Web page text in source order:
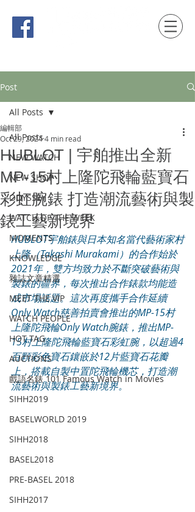
Post
All Posts
NEW WATCH
NEW SHOP
ODYSSEY
WATCH OF THE WEEK
MOMENTS
KNOWLEDGE
雜誌文章精選
MEET THE VIP
WATCH PEOPLE
HOT TAG
AUCTIONS
戲語名錶 101 Famous Watch in Movies
SIHH2019
BASELWORLD 2019
SIHH2018
BASEL2018
PRE-BASEL 2018
SIHH2017
All Posts
HUBLOT | 宇舶推出全新
MP-15村上隆陀飛輪藍寶石
彩虹腕錶 打造潮流藝術與製
錶工藝新境界
編輯部
Oct 29, 20244 min read
HUBLOT宇舶錶與日本知名當代藝術家村
上隆（Takashi Murakami）的合作始於
2021年，雙方均致力於不斷突破藝術與
製錶的疆界，每次推出合作錶款均能造
成市場話題。這次再度攜手合作延續
Only Watch慈善拍賣會推出的MP-15村
上隆陀飛輪Only Watch腕錶，推出MP-
15村上隆陀飛輪藍寶石彩虹腕，以超過4
百顆彩色寶石鑲嵌於12片藍寶石花瓣
上，搭載自製中置陀飛輪機芯，打造潮
流藝術與製錶工藝新境界。